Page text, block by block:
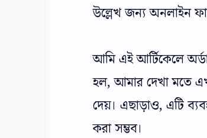
উল্লেখ জন্য অনলাইন
আমি এই আর্টিকেলে
হল, আমার দেখা মতে
দেয়। এছাড়াও, এটি
করা সম্ভব।